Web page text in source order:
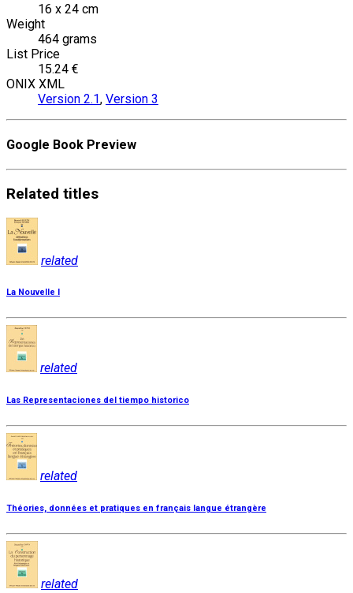
16 x 24 cm
Weight
464 grams
List Price
15.24 €
ONIX XML
Version 2.1, Version 3
Google Book Preview
Related titles
related
La Nouvelle I
related
Las Representaciones del tiempo historico
related
Théories, données et pratiques en français langue étrangère
related